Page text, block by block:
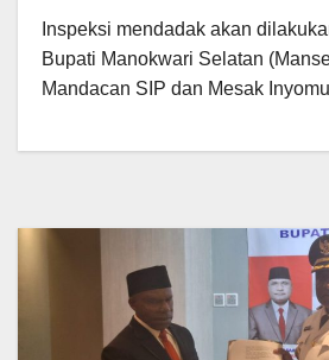
Inspeksi mendadak akan
Bupati Manokwari Selatan
Mandacan SIP dan Mesak